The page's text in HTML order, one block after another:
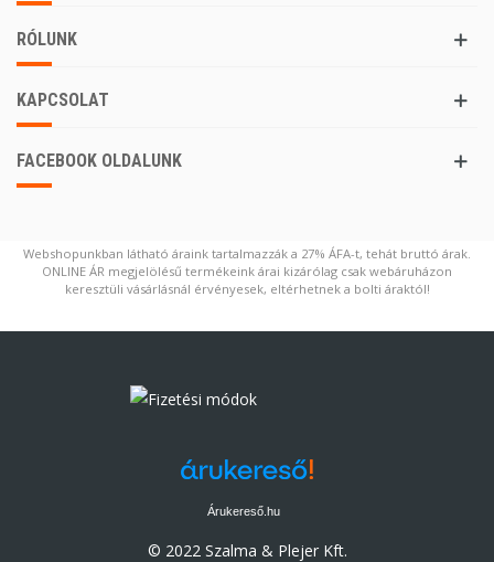
RÓLUNK
KAPCSOLAT
FACEBOOK OLDALUNK
Webshopunkban látható áraink tartalmazzák a 27% ÁFA-t, tehát bruttó árak.
ONLINE ÁR megjelölésű termékeink árai kizárólag csak webáruházon
keresztüli vásárlásnál érvényesek, eltérhetnek a bolti áraktól!
Árukereső.hu
© 2022 Szalma & Plejer Kft.